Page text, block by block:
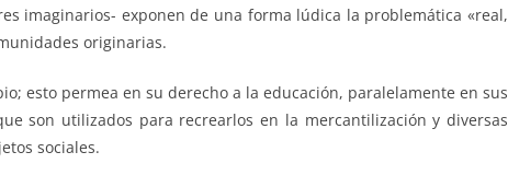
imaginarios- exponen de una forma lúdica la problemática «real,
originarias.
esto permea en su derecho a la educación, paralelamente en sus
son utilizados para recrearlos en la mercantilización y diversas
sociales.